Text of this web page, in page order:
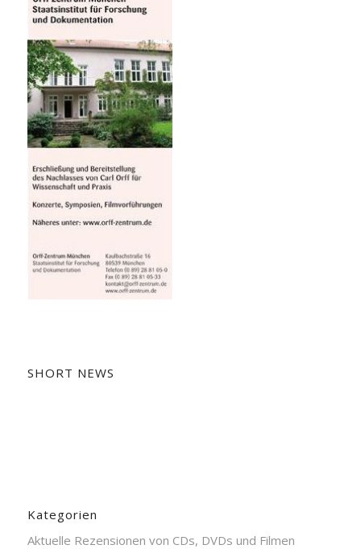
SHORT NEWS
Kategorien
Aktuelle Rezensionen von CDs, DVDs und Filmen